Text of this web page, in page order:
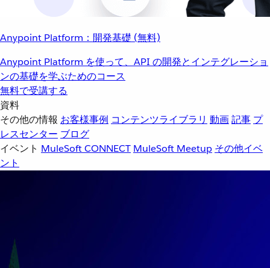
Anypoint Platform：開発基礎 (無料)
Anypoint Platform を使って、API の開発とインテグレーショ
ンの基礎を学ぶためのコース
無料で受講する
資料
その他の情報 お客様事例 コンテンツライブラリ 動画記事 プ
レスセンター ブログ
イベント MuleSoft CONNECT MuleSoft Meetup その他イベ
ント